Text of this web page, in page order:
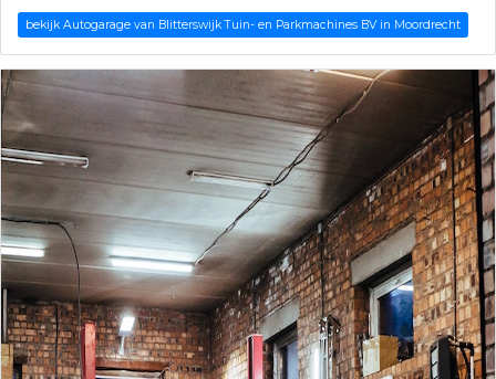
bekijk Autogarage van Blitterswijk Tuin- en Parkmachines BV in Moordrecht